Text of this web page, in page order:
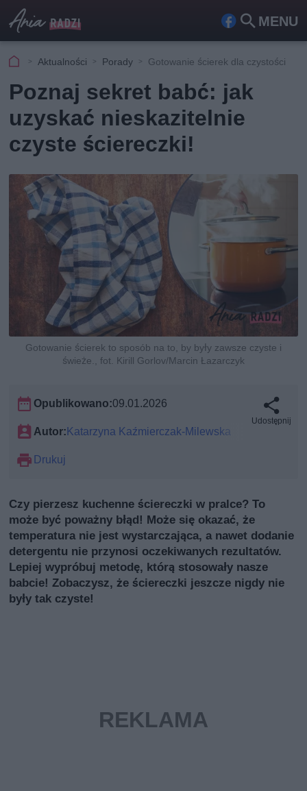
MENU
Fa
ook
Szu
kaj
Aktualności Porady Gotowanie ścierek dla czystości
Poznaj sekret babć: jak
uzyskać nieskazitelnie
czyste ściereczki!
Gotowanie ścierek to sposób na to, by były zawsze czyste i
świeże., fot. Kirill Gorlov/Marcin Łazarczyk
Opublikowano:09.01.2026
Autor:Katarzyna Kaźmierczak-Milewska
Drukuj
Udostępnij
Czy pierzesz kuchenne ściereczki w pralce? To
może być poważny błąd! Może się okazać, że
temperatura nie jest wystarczająca, a nawet dodanie
detergentu nie przynosi oczekiwanych rezultatów.
Lepiej wypróbuj metodę, którą stosowały nasze
babcie! Zobaczysz, że ściereczki jeszcze nigdy nie
były tak czyste!